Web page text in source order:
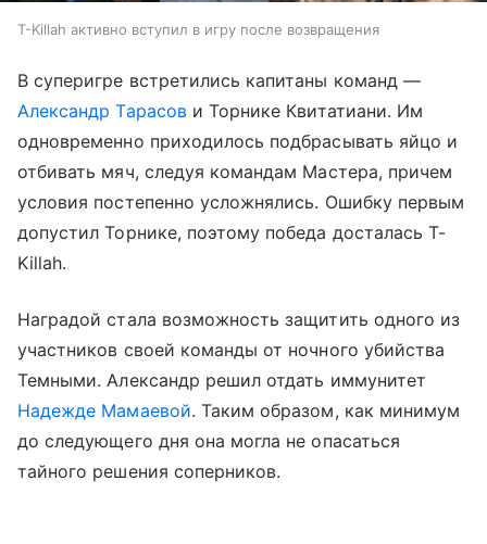
T-Killah активно вступил в игру после возвращения
В суперигре встретились капитаны команд —
Александр Тарасови Торнике Квитатиани. Им
одновременно приходилось подбрасывать яйцо и
отбивать мяч, следуя командам Мастера, причем
условия постепенно усложнялись. Ошибку первым
допустил Торнике, поэтому победа досталась T-
Killah.
Наградой стала возможность защитить одного из
участников своей команды от ночного убийства
Темными. Александр решил отдать иммунитет
Надежде Мамаевой. Таким образом, как минимум
до следующего дня она могла не опасаться
тайного решения соперников.